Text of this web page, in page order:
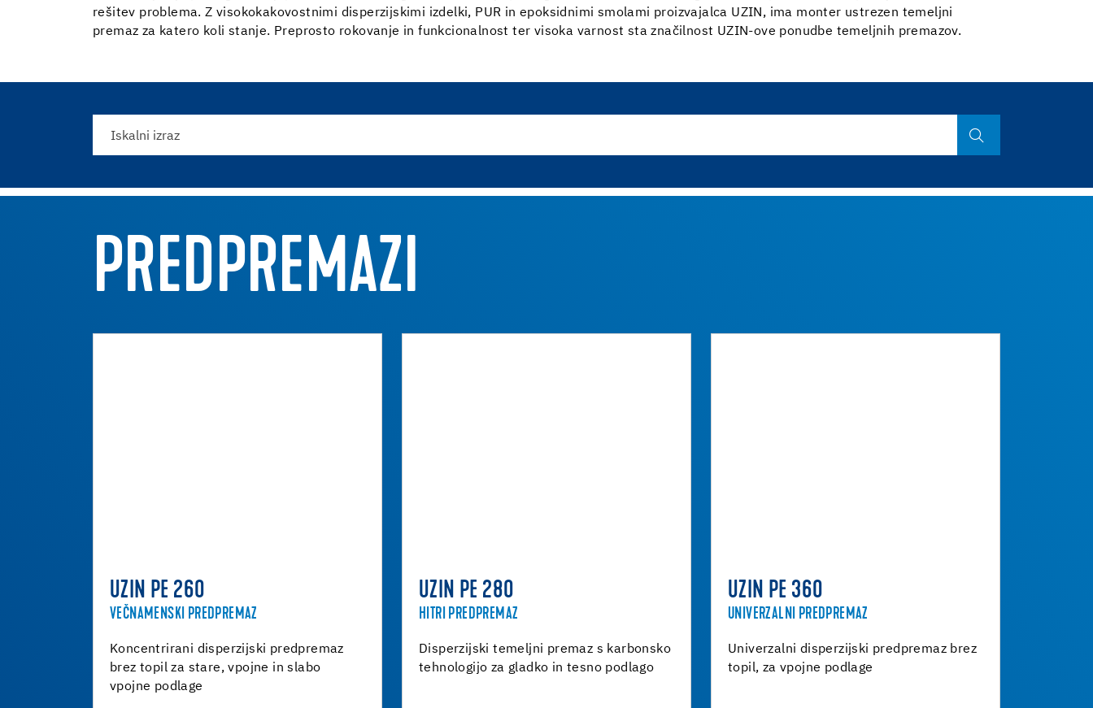
rešitev problema. Z visokokakovostnimi disperzijskimi izdelki, PUR in epoksidnimi smolami proizvajalca UZIN, ima monter ustrezen temeljni
premaz za katero koli stanje. Preprosto rokovanje in funkcionalnost ter visoka varnost sta značilnost UZIN-ove ponudbe temeljnih premazov.
PREDPREMAZI
UZIN PE 260
VEČNAMENSKI PREDPREMAZ
Koncentrirani disperzijski predpremaz
brez topil za stare, vpojne in slabo
vpojne podlage
UZIN PE 280
HITRI PREDPREMAZ
Disperzijski temeljni premaz s karbonsko
tehnologijo za gladko in tesno podlago
UZIN PE 360
UNIVERZALNI PREDPREMAZ
Univerzalni disperzijski predpremaz brez
topil, za vpojne podlage